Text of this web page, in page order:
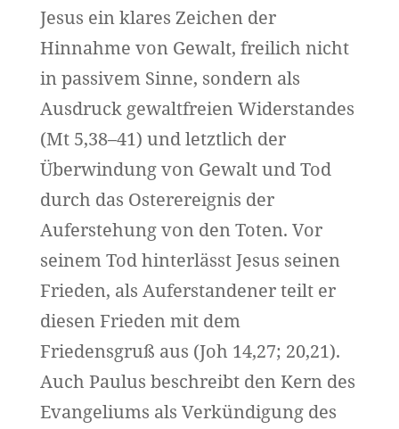
Jesus ein klares Zeichen der
Hinnahme von Gewalt, freilich nicht
in passivem Sinne, sondern als
Ausdruck gewaltfreien Widerstandes
(Mt 5,38–41) und letztlich der
Überwindung von Gewalt und Tod
durch das Osterereignis der
Auferstehung von den Toten. Vor
seinem Tod hinterlässt Jesus seinen
Frieden, als Auferstandener teilt er
diesen Frieden mit dem
Friedensgruß aus (Joh 14,27; 20,21).
Auch Paulus beschreibt den Kern des
Evangeliums als Verkündigung des